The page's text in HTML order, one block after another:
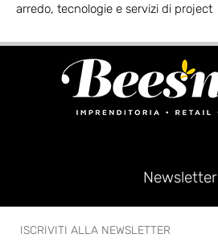
arredo, tecnologie e servizi di project
Newsletter